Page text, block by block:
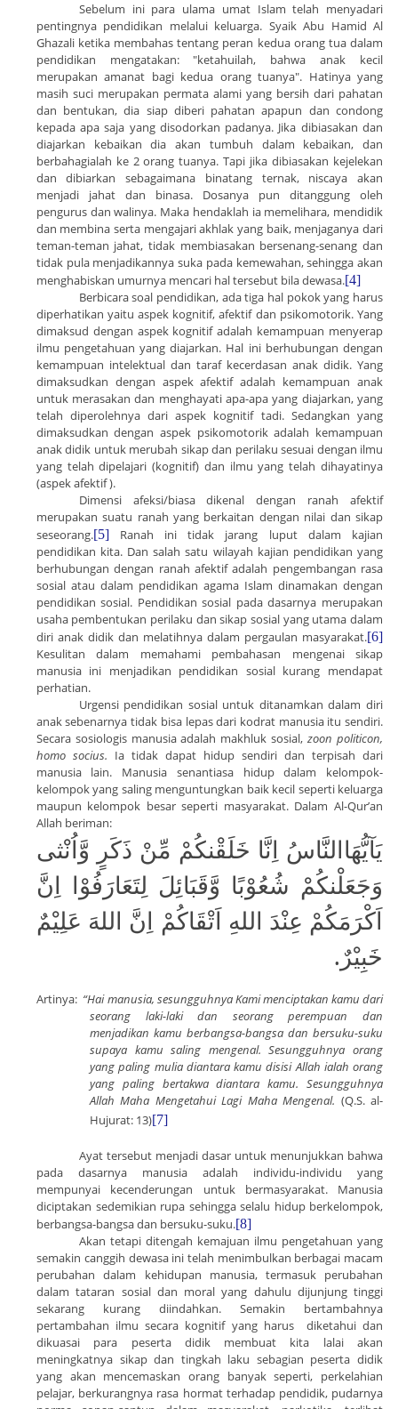
Sebelum ini para ulama umat Islam telah menyadari
pentingnya pendidikan melalui keluarga. Syaik Abu Hamid Al
Ghazali ketika membahas tentang peran kedua orang tua dalam
pendidikan mengatakan: "ketahuilah, bahwa anak kecil
merupakan amanat bagi kedua orang tuanya". Hatinya yang
masih suci merupakan permata alami yang bersih dari pahatan
dan bentukan, dia siap diberi pahatan apapun dan condong
kepada apa saja yang disodorkan padanya. Jika dibiasakan dan
diajarkan kebaikan dia akan tumbuh dalam kebaikan, dan
berbahagialah ke 2 orang tuanya. Tapi jika dibiasakan kejelekan
dan dibiarkan sebagaimana binatang ternak, niscaya akan
menjadi jahat dan binasa. Dosanya pun ditanggung oleh
pengurus dan walinya. Maka hendaklah ia memelihara, mendidik
dan membina serta mengajari akhlak yang baik, menjaganya dari
teman-teman jahat, tidak membiasakan bersenang-senang dan
tidak pula menjadikannya suka pada kemewahan, sehingga akan
menghabiskan umurnya mencari hal tersebut bila dewasa.[4]
Berbicara soal pendidikan, ada tiga hal pokok yang harus
diperhatikan yaitu aspek kognitif, afektif dan psikomotorik. Yang
dimaksud dengan aspek kognitif adalah kemampuan menyerap
ilmu pengetahuan yang diajarkan. Hal ini berhubungan dengan
kemampuan intelektual dan taraf kecerdasan anak didik. Yang
dimaksudkan dengan aspek afektif adalah kemampuan anak
untuk merasakan dan menghayati apa-apa yang diajarkan, yang
telah diperolehnya dari aspek kognitif tadi. Sedangkan yang
dimaksudkan dengan aspek psikomotorik adalah kemampuan
anak didik untuk merubah sikap dan perilaku sesuai dengan ilmu
yang telah dipelajari (kognitif) dan ilmu yang telah dihayatinya
(aspek afektif ).
Dimensi afeksi/biasa dikenal dengan ranah afektif
merupakan suatu ranah yang berkaitan dengan nilai dan sikap
seseorang.[5] Ranah ini tidak jarang luput dalam kajian
pendidikan kita. Dan salah satu wilayah kajian pendidikan yang
berhubungan dengan ranah afektif adalah pengembangan rasa
sosial atau dalam pendidikan agama Islam dinamakan dengan
pendidikan sosial. Pendidikan sosial pada dasarnya merupakan
usaha pembentukan perilaku dan sikap sosial yang utama dalam
diri anak didik dan melatihnya dalam pergaulan masyarakat.[6]
Kesulitan dalam memahami pembahasan mengenai sikap
manusia ini menjadikan pendidikan sosial kurang mendapat
perhatian.
Urgensi pendidikan sosial untuk ditanamkan dalam diri
anak sebenarnya tidak bisa lepas dari kodrat manusia itu sendiri.
Secara sosiologis manusia adalah makhluk sosial,zoon politicon,
homo socius. Ia tidak dapat hidup sendiri dan terpisah dari
manusia lain. Manusia senantiasa hidup dalam kelompok-
kelompok yang saling menguntungkan baik kecil seperti keluarga
maupun kelompok besar seperti masyarakat. Dalam Al-Qur’an
Allah beriman:
يَآيُّهَاالنَّاسُ اِنَّا خَلَقْنكُمْ مِّنْ ذَكَرٍ وَّاُنْثى
وَجَعَلْنكُمْ شُعُوْبًا وَّقَبَائِلَ لِتَعَارَفُوْا اِنَّ
اَكْرَمَكُمْ عِنْدَ اللهِ اَتْقَاكُمْ اِنَّ اللهَ عَلِيْمٌ
خَبِيْرٌ.
Artinya: “Hai manusia, sesungguhnya Kami menciptakan kamu dari
seorang laki-laki dan seorang perempuan dan
menjadikan kamu berbangsa-bangsa dan bersuku-suku
supaya kamu saling mengenal. Sesungguhnya orang
yang paling mulia diantara kamu disisi Allah ialah orang
yang paling bertakwa diantara kamu. Sesungguhnya
Allah Maha Mengetahui Lagi Maha Mengenal. (Q.S. al-
Hujurat: 13)[7]
Ayat tersebut menjadi dasar untuk menunjukkan bahwa
pada dasarnya manusia adalah individu-individu yang
mempunyai kecenderungan untuk bermasyarakat. Manusia
diciptakan sedemikian rupa sehingga selalu hidup berkelompok,
berbangsa-bangsa dan bersuku-suku.[8]
Akan tetapi ditengah kemajuan ilmu pengetahuan yang
semakin canggih dewasa ini telah menimbulkan berbagai macam
perubahan dalam kehidupan manusia, termasuk perubahan
dalam tataran sosial dan moral yang dahulu dijunjung tinggi
sekarang kurang diindahkan. Semakin bertambahnya
pertambahan ilmu secara kognitif yang harus diketahui dan
dikuasai para peserta didik membuat kita lalai akan
meningkatnya sikap dan tingkah laku sebagian peserta didik
yang akan mencemaskan orang banyak seperti, perkelahian
pelajar, berkurangnya rasa hormat terhadap pendidik, pudarnya